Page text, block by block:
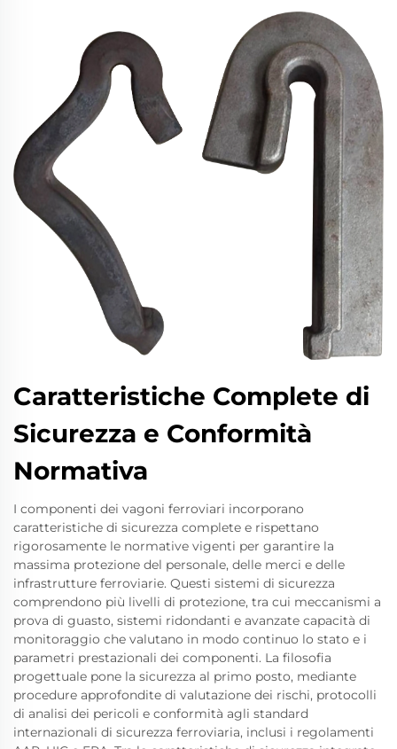
Caratteristiche Complete di
Sicurezza e Conformità
Normativa
I componenti dei vagoni ferroviari incorporano
caratteristiche di sicurezza complete e rispettano
rigorosamente le normative vigenti per garantire la
massima protezione del personale, delle merci e delle
infrastrutture ferroviarie. Questi sistemi di sicurezza
comprendono più livelli di protezione, tra cui meccanismi a
prova di guasto, sistemi ridondanti e avanzate capacità di
monitoraggio che valutano in modo continuo lo stato e i
parametri prestazionali dei componenti. La filosofia
progettuale pone la sicurezza al primo posto, mediante
procedure approfondite di valutazione dei rischi, protocolli
di analisi dei pericoli e conformità agli standard
internazionali di sicurezza ferroviaria, inclusi i regolamenti